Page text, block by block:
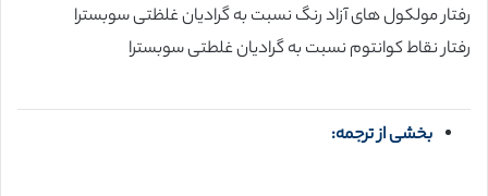
رفتار مولکول های آزاد رنگ نسبت به گرادیان غلظتی سوبسترا
رفتار نقاط کوانتوم نسبت به گرادیان غلطتی سوبسترا
بخشی از ترجمه: